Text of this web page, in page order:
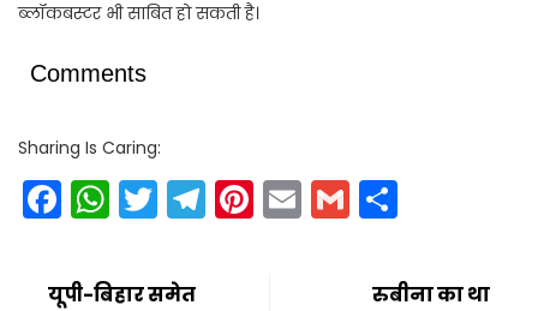
ब्लॉकबस्टर भी साबित हो सकती है।
Comments
Sharing Is Caring:
Facebook
WhatsApp
Twitter
Telegram
Pinterest
EmailGmail
यूपी-बिहार समेत
रुबीना का था